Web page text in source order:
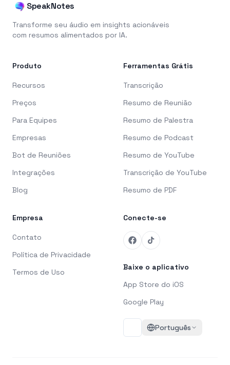
SpeakNotes
Transforme seu áudio em insights acionáveis
com resumos alimentados por IA.
Produto
Recursos
Preços
Para Equipes
Empresas
Bot de Reuniões
Integrações
Blog
Ferramentas Grátis
Transcrição
Resumo de Reunião
Resumo de Palestra
Resumo de Podcast
Resumo de YouTube
Transcrição de YouTube
Resumo de PDF
Empresa
Contato
Política de Privacidade
Termos de Uso
Conecte-se
Baixe o aplicativo
App Store do iOS
Google Play
Português